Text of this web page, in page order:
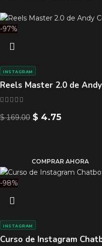
-97%
Reels Master 2.0 de
INSTAGRAM
$169.00 $ 4.75
COMPRAR AHORA
-98%
Curso de Instagram
INSTAGRAM